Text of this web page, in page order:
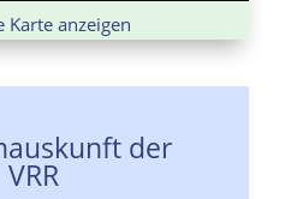
Karte anzeigen
der
VRR